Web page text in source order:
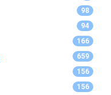
98
94
166
659
156
156